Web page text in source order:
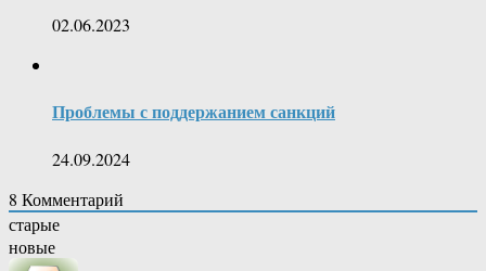
02.06.2023
Проблемы с поддержанием санкций
24.09.2024
8 Комментарий
старые
новые